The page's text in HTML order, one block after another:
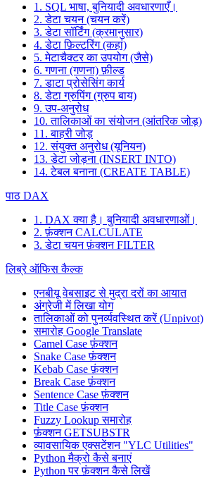
1. SQL भाषा, बुनियादी अवधारणाएँ।
2. डेटा चयन (चयन करें)
3. डेटा सॉर्टिंग (क्रमानुसार)
4. डेटा फ़िल्टरिंग (कहां)
5. मेटाचैक्टर का उपयोग (जैसे)
6. गणना (गणना) फ़ील्ड
7. डाटा प्रोसेसिंग कार्य
8. डेटा ग्रुपिंग (ग्रुप बाय)
9. उप-अनुरोध
10. तालिकाओं का संयोजन (आंतरिक जोड़)
11. बाहरी जोड़
12. संयुक्त अनुरोध (यूनियन)
13. डेटा जोड़ना (INSERT INTO)
14. टेबल बनाना (CREATE TABLE)
पाठ DAX
1. DAX क्या है। बुनियादी अवधारणाओं।
2. फ़ंक्शन CALCULATE
3. डेटा चयन फ़ंक्शन FILTER
लिब्रे ऑफिस कैल्क
एनबीयू वेबसाइट से मुद्रा दरों का आयात
अंग्रेजी में लिखा योग
तालिकाओं को पुनर्व्यवस्थित करें (Unpivot)
समारोह Google Translate
Camel Case फ़ंक्शन
Snake Case फ़ंक्शन
Kebab Case फ़ंक्शन
Break Case फ़ंक्शन
Sentence Case फ़ंक्शन
Title Case फ़ंक्शन
Fuzzy Lookupसमारोह
फ़ंक्शन GETSUBSTR
व्यावसायिक एक्सटेंशन "YLC Utilities"
Python मैक्रो कैसे बनाएं
Python पर फ़ंक्शन कैसे लिखें